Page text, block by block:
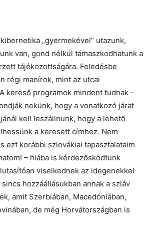
„gyermekével” utazunk,
van, gond nélkül támaszkodhatunk a
tájékozottságára. Feledésbe
régi manírok, mint az utcai
kereső programok mindent tudnak –
nekünk, hogy a vonatkozó járat
kell leszállnunk, hogy a lehető
a keresett címhez. Nem
ezt korábbi szlovákiai tapasztalataim
– hiába is kérdezősködtünk
viselkednek az idegenekkel
hozzáállásukban annak a szláv
amit Szerbiában, Macedóniában,
de még Horvátországban is